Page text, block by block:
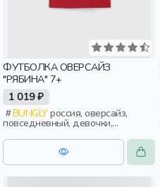
ФУТБОЛКА ОВЕРСАЙЗ
"РЯБИНА" 7+
1 019 ₽
BUNGLYроссия, оверсайз,
повседневный, девочки,